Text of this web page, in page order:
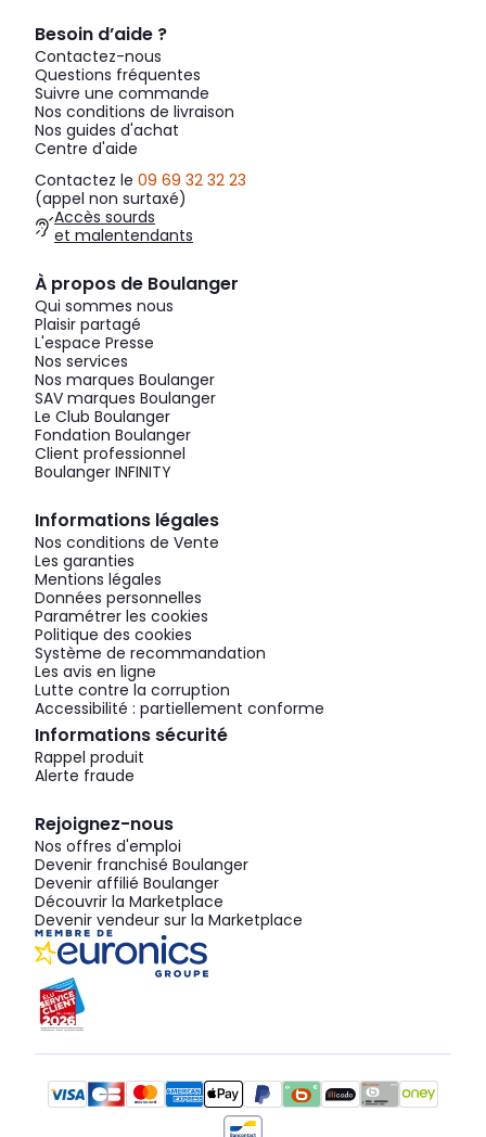
Besoin d’aide ?
Contactez-nous
Questions fréquentes
Suivre une commande
Nos conditions de livraison
Nos guides d'achat
Centre d'aide
Contactez le 09 69 32 32 23
(appel non surtaxé)
Accès sourds
et malentendants
À propos de Boulanger
Qui sommes nous
Plaisir partagé
L'espace Presse
Nos services
Nos marques Boulanger
SAV marques Boulanger
Le Club Boulanger
Fondation Boulanger
Client professionnel
Boulanger INFINITY
Informations légales
Nos conditions de Vente
Les garanties
Mentions légales
Données personnelles
Paramétrer les cookies
Politique des cookies
Système de recommandation
Les avis en ligne
Lutte contre la corruption
Accessibilité : partiellement conforme
Informations sécurité
Rappel produit
Alerte fraude
Rejoignez-nous
Nos offres d'emploi
Devenir franchisé Boulanger
Devenir affilié Boulanger
Découvrir la Marketplace
Devenir vendeur sur la Marketplace